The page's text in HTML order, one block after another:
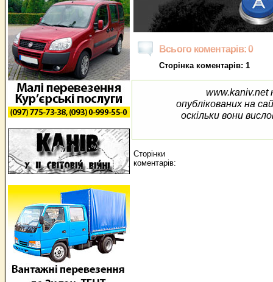
Всього коментарів: 0
Сторінка коментарів: 1
www.kaniv.net
опублікованих на
оскільки вони
Сторінки
коментарів: